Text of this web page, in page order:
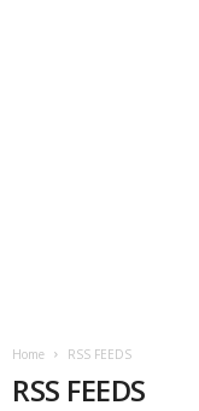
Home RSS FEEDS
RSS FEEDS